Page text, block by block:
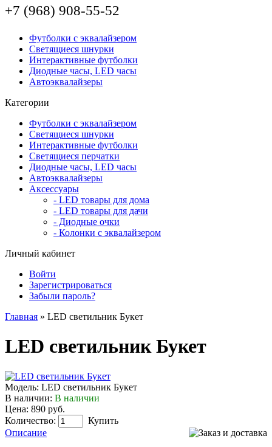
+7 (968) 908-55-52
Футболки с эквалайзером
Светящиеся шнурки
Интерактивные футболки
Диодные часы, LED часы
Автоэквалайзеры
Категории
Футболки с эквалайзером
Светящиеся шнурки
Интерактивные футболки
Светящиеся перчатки
Диодные часы, LED часы
Автоэквалайзеры
Аксессуары
- LED товары для дома
- LED товары для дачи
- Диодные очки
- Колонки с эквалайзером
Личный кабинет
Войти
Зарегистрироваться
Забыли пароль?
Главная » LED светильник Букет
LED светильник Букет
Модель: LED светильник Букет
В наличии: В наличии
Цена: 890 руб.
Количество:
Купить
Описание